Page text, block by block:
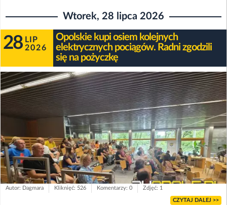
Wtorek, 28 lipca 2026
28 LIP
2026
Opolskie kupi osiem kolejnych
elektrycznych pociągów. Radni zgodzili
się na pożyczkę
Autor: Dagmara Kliknięć: 526 Komentarzy: 0 Zdjęć: 1
CZYTAJ DALEJ >>